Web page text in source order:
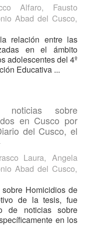
Alfaro, Fausto
Abad del Cusco,
relación entre las
en el ámbito
adolescentes del 4º
Educativa ...
noticias sobre
en Cusco por
del Cusco, el
Laura, Angela
Abad del Cusco,
Homicidios de
de la tesis, fue
de noticias sobre
en los